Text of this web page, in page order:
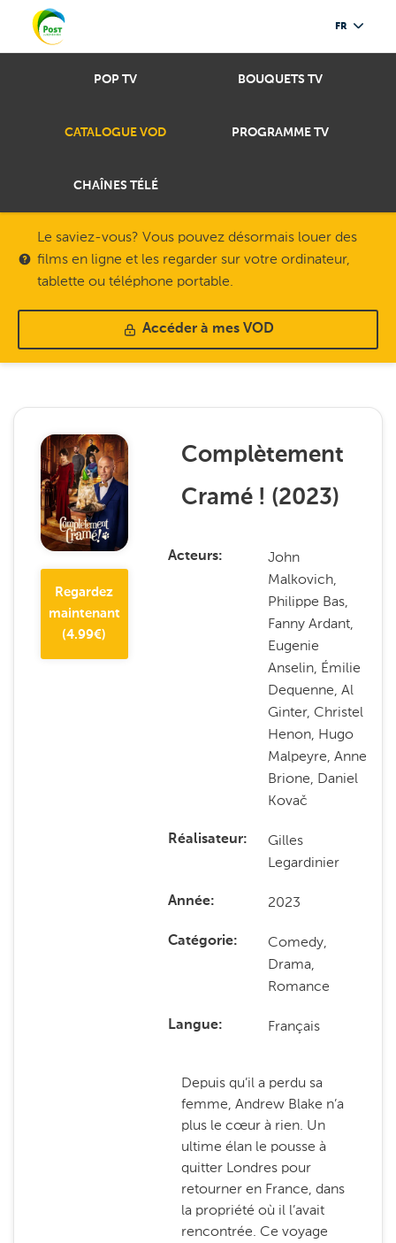
FR
POP TV BOUQUETS TV
CATALOGUE VOD PROGRAMME TV
CHAÎNES TÉLÉ
Le saviez-vous? Vous pouvez désormais louer des
films en ligne et les regarder sur votre ordinateur,
tablette ou téléphone portable.
Accéder à mes VOD
Regardez
maintenant
(4.99€)
Complètement
Cramé ! (2023)
Acteurs
John
Malkovich,
Philippe Bas,
Fanny Ardant,
Eugenie
Anselin, Émilie
Dequenne, Al
Ginter, Christel
Henon, Hugo
Malpeyre, Anne
Brione, Daniel
Kovač
Réalisateur
Gilles
Legardinier
Année 2023
Catégorie
Comedy,
Drama,
Romance
Langue Français
Depuis qu’il a perdu sa
femme, Andrew Blake n’a
plus le cœur à rien. Un
ultime élan le pousse à
quitter Londres pour
retourner en France, dans
la propriété où il l’avait
rencontrée. Ce voyage